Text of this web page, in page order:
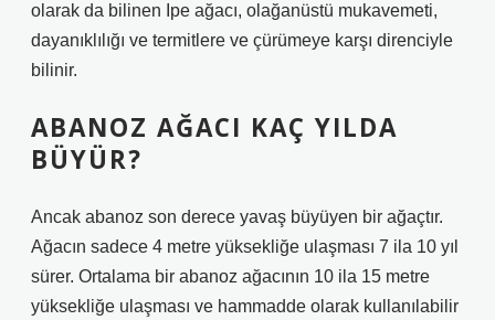
olarak da bilinen Ipe ağacı, olağanüstü mukavemeti,
dayanıklılığı ve termitlere ve çürümeye karşı direnciyle
bilinir.
ABANOZ AĞACI KAÇ YILDA
BÜYÜR?
Ancak abanoz son derece yavaş büyüyen bir ağaçtır.
Ağacın sadece 4 metre yüksekliğe ulaşması 7 ila 10 yıl
sürer. Ortalama bir abanoz ağacının 10 ila 15 metre
yüksekliğe ulaşması ve hammadde olarak kullanılabilir